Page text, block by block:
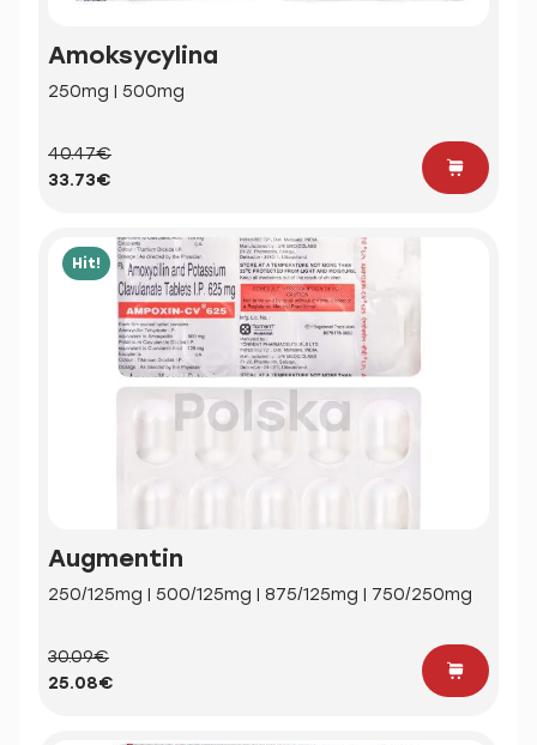
Amoksycylina
250mg | 500mg
40.47€
33.73€
Hit!
Augmentin
250/125mg | 500/125mg | 875/125mg | 750/250mg
30.09€
25.08€